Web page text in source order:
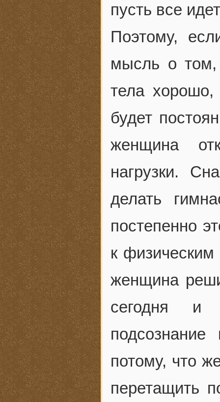
пусть все
Поэтому,
мысль о том,
тела
будет
женщина
нагрузки.
делать
постепенно
к
женщина
сегодня и
потому, что
перетащить